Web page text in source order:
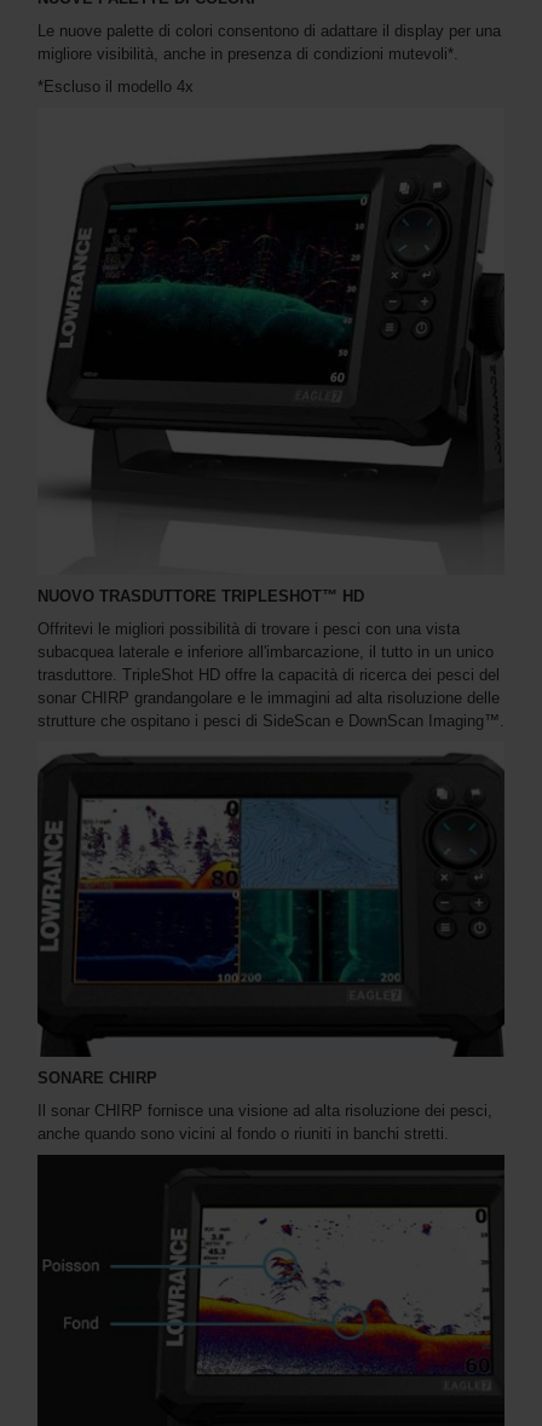
Le nuove palette di colori consentono di adattare il display per una
migliore visibilità, anche in presenza di condizioni mutevoli*.
*Escluso il modello 4x
NUOVO TRASDUTTORE TRIPLESHOT™ HD
Offritevi le migliori possibilità di trovare i pesci con una vista
subacquea laterale e inferiore all'imbarcazione, il tutto in un unico
trasduttore. TripleShot HD offre la capacità di ricerca dei pesci del
sonar CHIRP grandangolare e le immagini ad alta risoluzione delle
strutture che ospitano i pesci di SideScan e DownScan Imaging™.
SONARE CHIRP
Il sonar CHIRP fornisce una visione ad alta risoluzione dei pesci,
anche quando sono vicini al fondo o riuniti in banchi stretti.